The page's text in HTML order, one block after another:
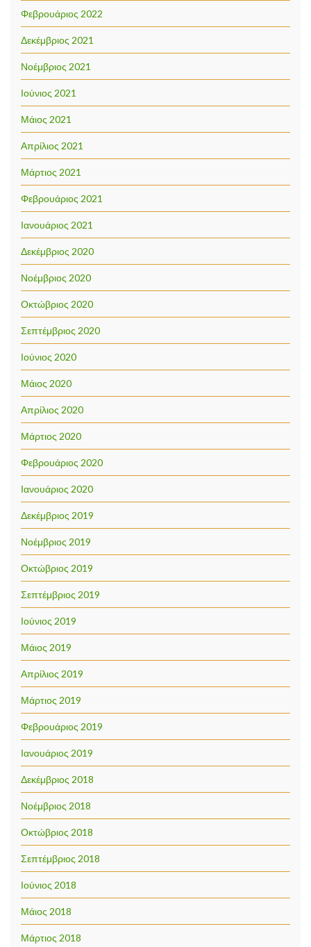
Φεβρουάριος 2022
Δεκέμβριος 2021
Νοέμβριος 2021
Ιούνιος 2021
Μάιος 2021
Απρίλιος 2021
Μάρτιος 2021
Φεβρουάριος 2021
Ιανουάριος 2021
Δεκέμβριος 2020
Νοέμβριος 2020
Οκτώβριος 2020
Σεπτέμβριος 2020
Ιούνιος 2020
Μάιος 2020
Απρίλιος 2020
Μάρτιος 2020
Φεβρουάριος 2020
Ιανουάριος 2020
Δεκέμβριος 2019
Νοέμβριος 2019
Οκτώβριος 2019
Σεπτέμβριος 2019
Ιούνιος 2019
Μάιος 2019
Απρίλιος 2019
Μάρτιος 2019
Φεβρουάριος 2019
Ιανουάριος 2019
Δεκέμβριος 2018
Νοέμβριος 2018
Οκτώβριος 2018
Σεπτέμβριος 2018
Ιούνιος 2018
Μάιος 2018
Μάρτιος 2018